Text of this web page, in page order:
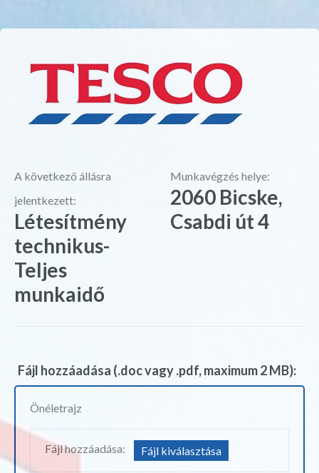
A következő állásra
jelentkezett:
Létesítmény
technikus-
Teljes
munkaidő
Munkavégzés helye:
2060 Bicske,
Csabdi út 4
Fájl hozzáadása (.doc vagy .pdf, maximum 2 MB):
Önéletrajz
Fájl hozzáadása: Fájl kiválasztása